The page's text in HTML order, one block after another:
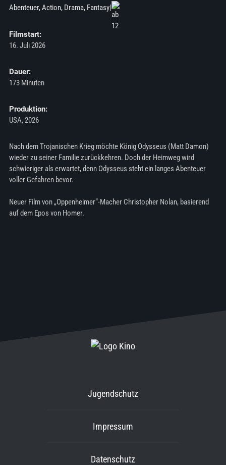
Abenteuer, Action, Drama, Fantasy|
Filmstart:
16. Juli 2026
Dauer:
173 Minuten
Produktion:
USA, 2026
Nach dem Trojanischen Krieg möchte König Odysseus (Matt Damon)
wieder zu seiner Familie zurückkehren. Doch der Heimweg wird
schwieriger als erwartet, denn Odysseus steht ein langes Abenteuer
voller Gefahren bevor.
Neuer Film von „Oppenheimer“-Macher Christopher Nolan, basierend
auf dem Epos von Homer.
Jugendschutz
Impressum
Datenschutz